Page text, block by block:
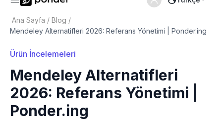
Ana Sayfa / Blog /
Mendeley Alternatifleri 2026: Referans Yönetimi | Ponder.ing
Ürün İncelemeleri
Mendeley Alternatifleri
2026: Referans Yönetimi |
Ponder.ing